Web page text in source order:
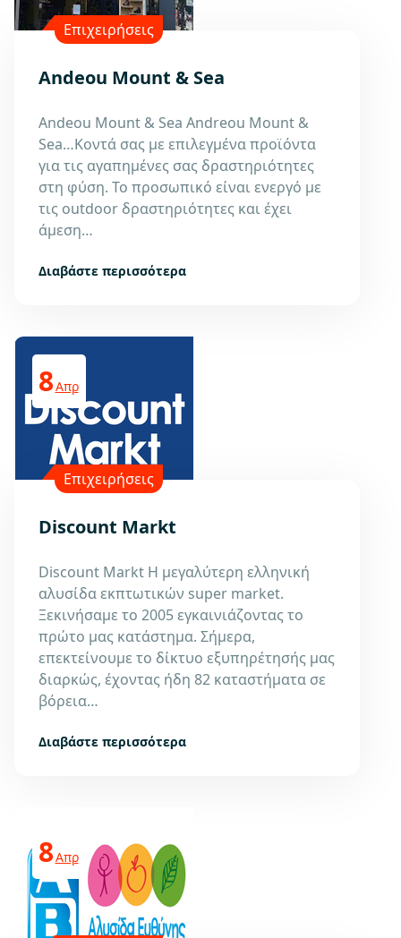
Επιχειρήσεις
Andeou Mount & Sea
Andeou Mount & Sea Andreou Mount &
Sea…Κοντά σας με επιλεγμένα προϊόντα
για τις αγαπημένες σας δραστηριότητες
στη φύση. Το προσωπικό είναι ενεργό με
τις outdoor δραστηριότητες και έχει
άμεση…
Διαβάστε περισσότερα
8Απρ
Επιχειρήσεις
Discount Markt
Discount Markt Η μεγαλύτερη ελληνική
αλυσίδα εκπτωτικών super market.
Ξεκινήσαμε το 2005 εγκαινιάζοντας το
πρώτο μας κατάστημα. Σήμερα,
επεκτείνουμε το δίκτυο εξυπηρέτησής μας
διαρκώς, έχοντας ήδη 82 καταστήματα σε
βόρεια…
Διαβάστε περισσότερα
8Απρ